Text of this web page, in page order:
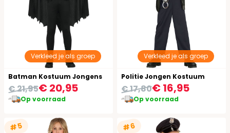
Verkleed je als groep
Batman Kostuum Jongens
€ 20,95
€ 21,95
Op voorraad
Verkleed je als groep
Politie Jongen Kostuum
€ 16,95
€ 17,80
Op voorraad
#5 #6